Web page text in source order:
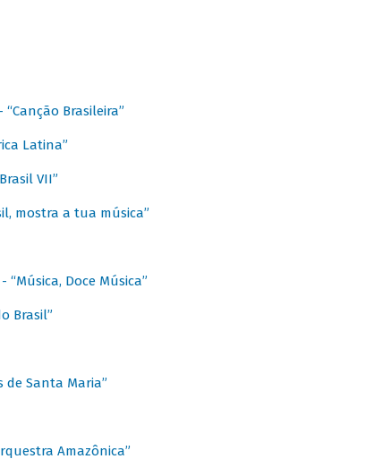
Brasileira”
Latina”
VII”
mostra a tua música”
“Música, Doce Música”
Brasil”
de Santa Maria”
Amazônica”